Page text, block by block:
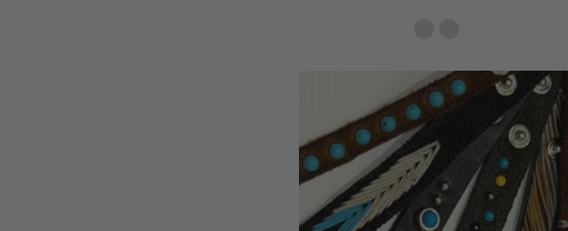
Alberto
Luti
BRACCIALI
TEX